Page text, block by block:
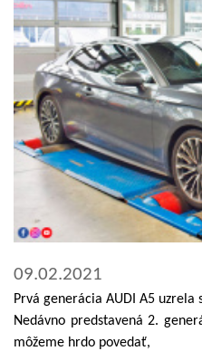
09.02.2021
Prvá generácia AUDI A5 uzrela
Nedávno predstavená 2.
môžeme hrdo povedať,